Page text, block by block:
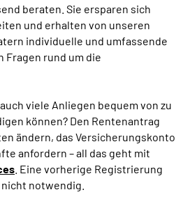
(DGS)
beraten. Sie ersparen sich
und erhalten von unseren
individuelle und umfassende
Fragen rund um die
viele Anliegen bequem von zu
können? Den Rentenantrag
ändern, das Versicherungskonto
anfordern – all das geht mit
. Eine vorherige Registrierung
notwendig.